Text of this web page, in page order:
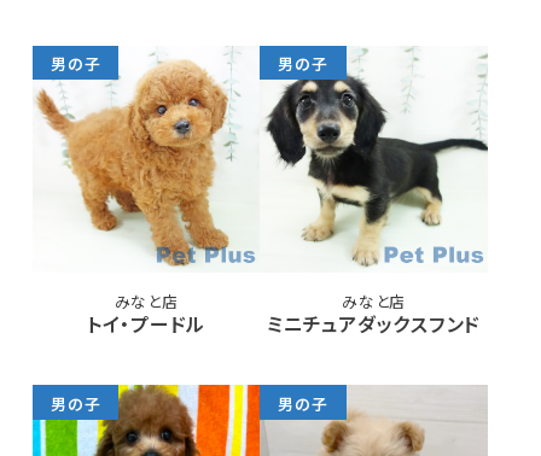
男の子
みなと店
トイ・プードル
男の子
みなと店
ミニチュアダックスフンド
男の子 男の子